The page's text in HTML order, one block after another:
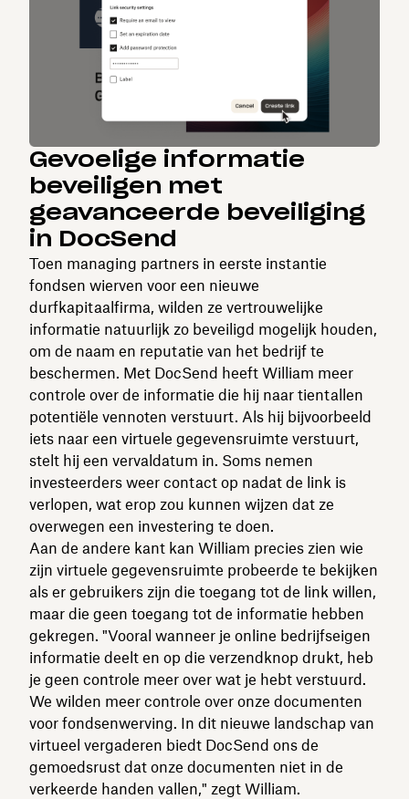
Gevoelige informatie
beveiligen met
geavanceerde beveiliging
in DocSend
Toen managing partners in eerste instantie
fondsen wierven voor een nieuwe
durfkapitaalfirma, wilden ze vertrouwelijke
informatie natuurlijk zo beveiligd mogelijk houden,
om de naam en reputatie van het bedrijf te
beschermen. Met DocSend heeft William meer
controle over de informatie die hij naar tientallen
potentiële vennoten verstuurt. Als hij bijvoorbeeld
iets naar een virtuele gegevensruimte verstuurt,
stelt hij een vervaldatum in. Soms nemen
investeerders weer contact op nadat de link is
verlopen, wat erop zou kunnen wijzen dat ze
overwegen een investering te doen.
Aan de andere kant kan William precies zien wie
zijn virtuele gegevensruimte probeerde te bekijken
als er gebruikers zijn die toegang tot de link willen,
maar die geen toegang tot de informatie hebben
gekregen. "Vooral wanneer je online bedrijfseigen
informatie deelt en op die verzendknop drukt, heb
je geen controle meer over wat je hebt verstuurd.
We wilden meer controle over onze documenten
voor fondsenwerving. In dit nieuwe landschap van
virtueel vergaderen biedt DocSend ons de
gemoedsrust dat onze documenten niet in de
verkeerde handen vallen," zegt William.